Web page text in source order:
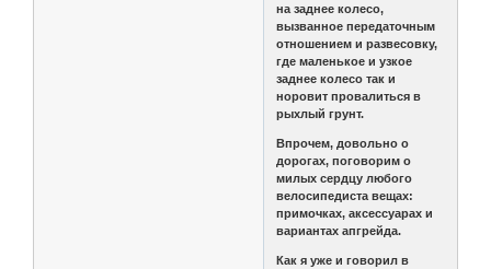
на заднее колесо,
вызванное передаточным
отношением и развесовку,
где маленькое и узкое
заднее колесо так и
норовит провалиться в
рыхлый грунт.
Впрочем, довольно о
дорогах, поговорим о
милых сердцу любого
велосипедиста вещах:
примочках, аксессуарах и
вариантах апгрейда.
Как я уже и говорил в